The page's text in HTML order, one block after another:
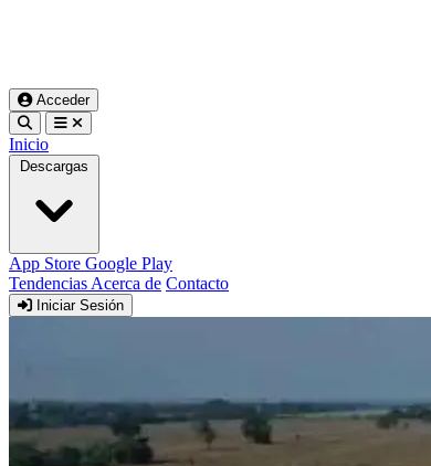
Acceder
Inicio
Descargas
App Store Google Play
Tendencias Acerca de Contacto
Iniciar Sesión